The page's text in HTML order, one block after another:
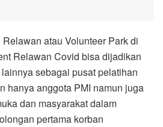
atau Volunteer Park di
Relawan Covid bisa dijadikan
sebagai pusat pelatihan
hanya anggota PMI namun juga
dan masyarakat dalam
pertama korban